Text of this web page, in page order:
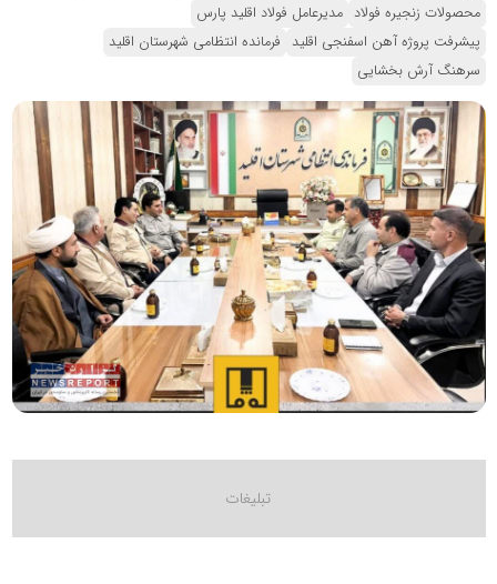
محصولات زنجیره فولاد مدیرعامل فولاد اقلید پارس
پیشرفت پروژه آهن اسفنجی اقلید فرمانده انتظامی شهرستان اقلید
سرهنگ آرش بخشایی